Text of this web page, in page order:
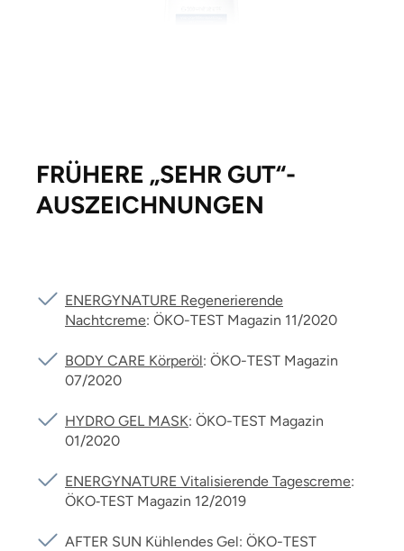
FRÜHERE „SEHR GUT“-
AUSZEICHNUN­GEN
ENERGYNATURE Regenerierende
Nachtcreme: ÖKO-TEST Magazin 11/2020
BODY CARE Körperöl: ÖKO-TEST Magazin
07/2020
HYDRO GEL MASK: ÖKO-TEST Magazin
01/2020
ENERGYNATURE Vitalisierende Tagescreme:
ÖKO‑TEST Magazin 12/2019
AFTER SUN Kühlendes Gel: ÖKO-TEST